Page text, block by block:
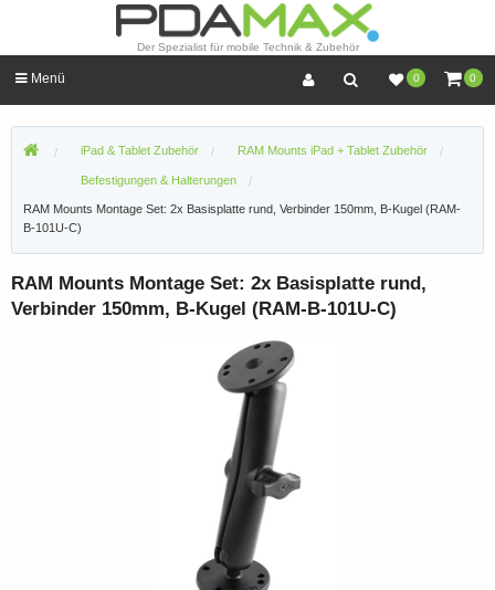
Der Spezialist für mobile Technik & Zubehör
0 0
Menü
iPad & Tablet Zubehör RAM Mounts iPad + Tablet Zubehör
Befestigungen & Halterungen
RAM Mounts Montage Set: 2x Basisplatte rund, Verbinder 150mm, B-Kugel (RAM-
B-101U-C)
RAM Mounts Montage Set: 2x Basisplatte rund,
Verbinder 150mm, B-Kugel (RAM-B-101U-C)